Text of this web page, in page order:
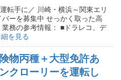
転手に／ 川崎・横浜～関東エリ
ーを募集中 せっかく取った高
務の参考情報： ■ドラレコ、デ
を見る
物丙種＋大型免許あ
クローリーを運転し